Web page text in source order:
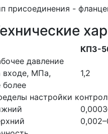
присоединения -
КПЗ-
давление
входе, МПа,
более
1,2
настройки